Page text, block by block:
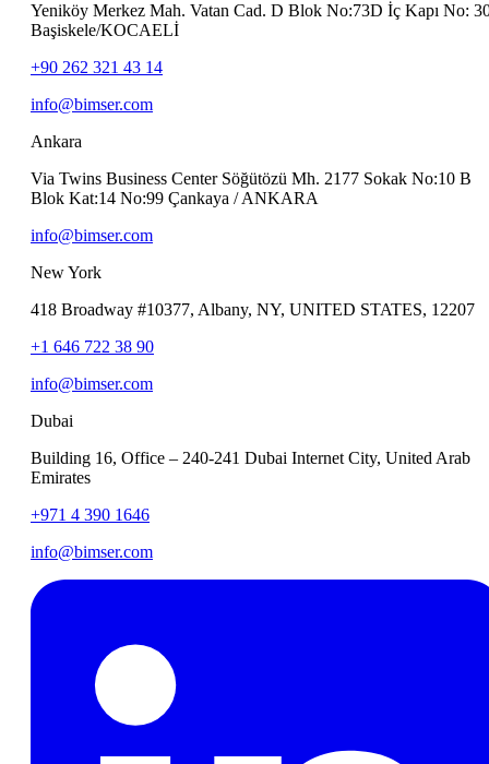
Yeniköy Merkez Mah. Vatan Cad. D Blok No:73D İç Kapı No:
Başiskele/KOCAELİ
+90 262 321 43 14
info@bimser.com
Ankara
Via Twins Business Center Söğütözü Mh. 2177 Sokak No:10 B
Blok Kat:14 No:99 Çankaya / ANKARA
info@bimser.com
New York
418 Broadway #10377, Albany, NY, UNITED STATES, 12207
+1 646 722 38 90
info@bimser.com
Dubai
Building 16, Office – 240-241 Dubai Internet City, United Arab
Emirates
+971 4 390 1646
info@bimser.com